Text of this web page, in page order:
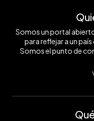
Somos un portal
para reflejar a un país
Somos el punto de